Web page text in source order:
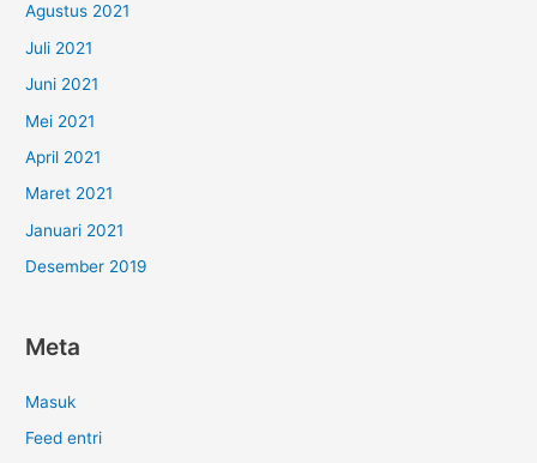
Agustus 2021
Juli 2021
Juni 2021
Mei 2021
April 2021
Maret 2021
Januari 2021
Desember 2019
Meta
Masuk
Feed entri